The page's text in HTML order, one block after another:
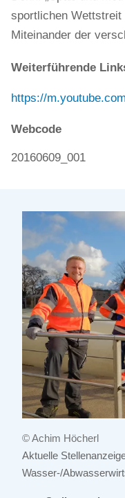
sportlichen Wettstreit
Miteinander der
Weiterführende
https://
Webcode
20160609_001
© Achim Höcherl
Aktuelle
Wasser-/